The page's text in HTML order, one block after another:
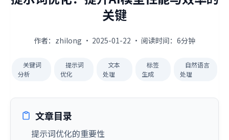
关键
作者：zhilong · 2025-01-22 · 阅读时间：6分钟
关键词
分析
提示词
优化
文本
处理
标签
生成
自然语言
处理
文章目录
提示词优化的重要性